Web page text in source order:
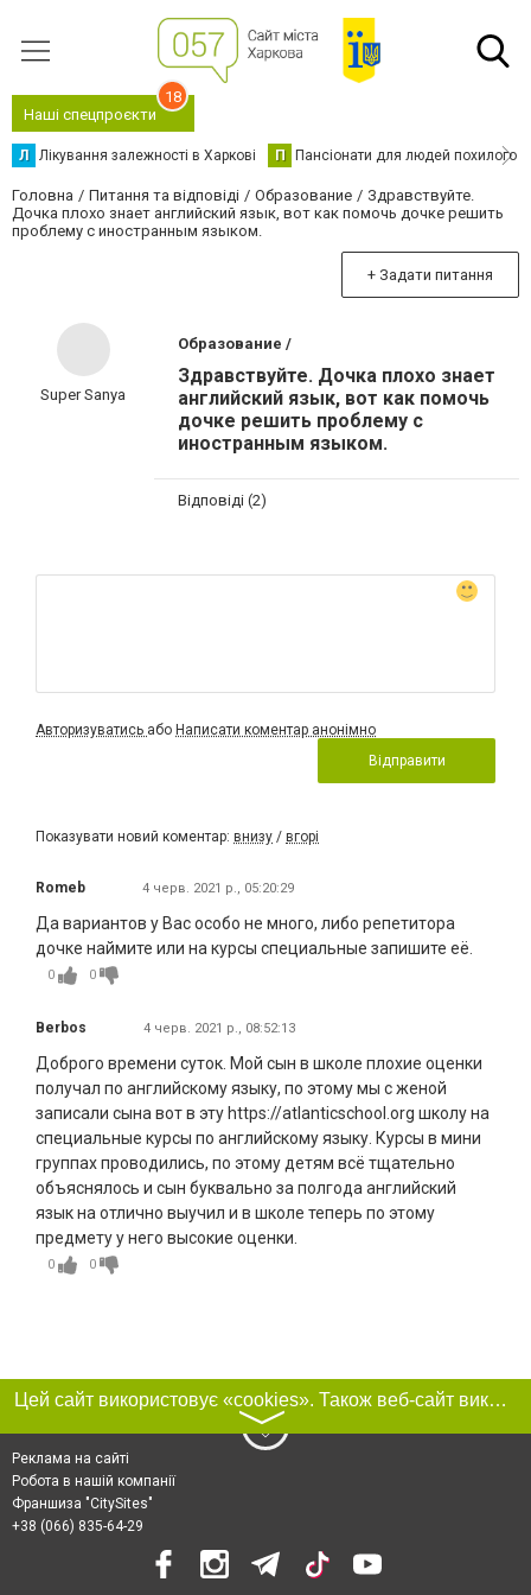
Наші спецпроєкти
18
Л Лікування залежності в Харкові П Пансіонати для людей похилого
Головна Питання та відповіді Образование
Здравствуйте.
Дочка плохо знает английский язык, вот как помочь дочке решить
проблему с иностранным языком.
+ Задати питання
Super Sanya
Образование /
Здравствуйте. Дочка плохо знает
английский язык, вот как помочь
дочке решить проблему с
иностранным языком.
Відповіді (2)
Авторизуватись або Написати коментар анонімно
Відправити
Показувати новий коментар: внизу / вгорі
Romeb 4 черв. 2021 р., 05:20:29
Да вариантов у Вас особо не много, либо репетитора
дочке наймите или на курсы специальные запишите её.
0 0
Berbos 4 черв. 2021 р., 08:52:13
Доброго времени суток. Мой сын в школе плохие оценки
получал по английскому языку, по этому мы с женой
записали сына вот в эту https://atlanticschool.org школу на
специальные курсы по английскому языку. Курсы в мини
группах проводились, по этому детям всё тщательно
объяснялось и сын буквально за полгода английский
язык на отлично выучил и в школе теперь по этому
предмету у него высокие оценки.
0 0
Цей сайт використовує «cookies». Також веб-сайт використовує інтернет-сервіс для збору технічних даних стосовно відвідувачів з метою отримання маркетингової та статистичної інформації. Умови обробки даних відвідувачів сайту див.
〉
Реклама на сайті
Робота в нашій компанії
Франшиза "CitySites"
+38 (066) 835-64-29